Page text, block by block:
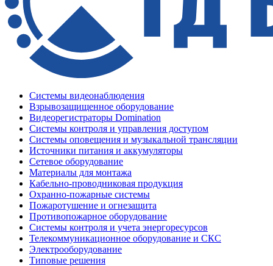
Системы видеонаблюдения
Взрывозащищенное оборудование
Видеорегистраторы Domination
Системы контроля и управления доступом
Системы оповещения и музыкальной трансляции
Источники питания и аккумуляторы
Сетевое оборудование
Материалы для монтажа
Кабельно-проводниковая продукция
Охранно-пожарные системы
Пожаротушение и огнезащита
Противопожарное оборудование
Системы контроля и учета энергоресурсов
Телекоммуникационное оборудование и СКС
Электрооборудование
Типовые решения